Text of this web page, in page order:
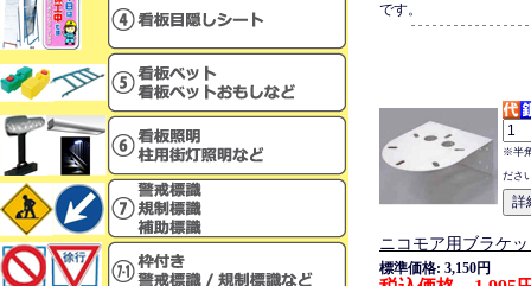
です。
※半
ださ
ニコモア用ブラケ
標準価格: 3,150円